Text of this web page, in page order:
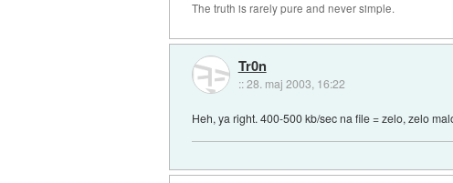
The truth is rarely pure and never simple.
Tr0n
::28. maj 2003, 16:22
Heh, ya right. 400-500 kb/sec na file = zelo, zelo